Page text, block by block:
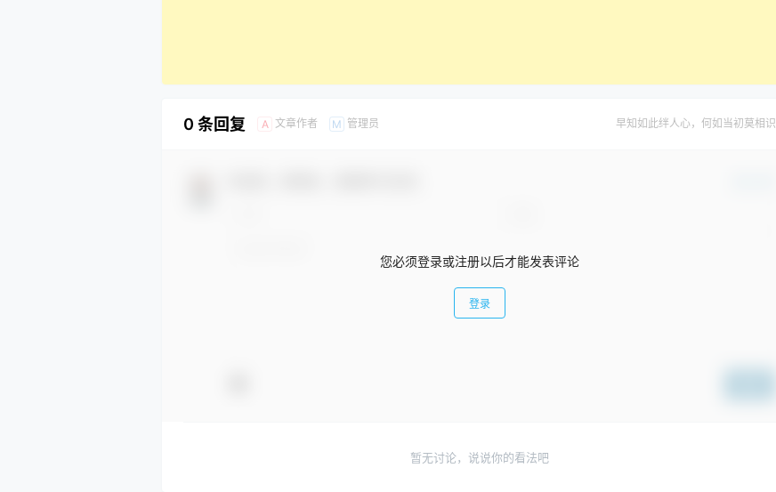
0 条回复 A 文章作者 M 管理员 早知如此绊人心，何如当初莫相识
您必须登录或注册以后才能发表评论
登录
暂无讨论，说说你的看法吧